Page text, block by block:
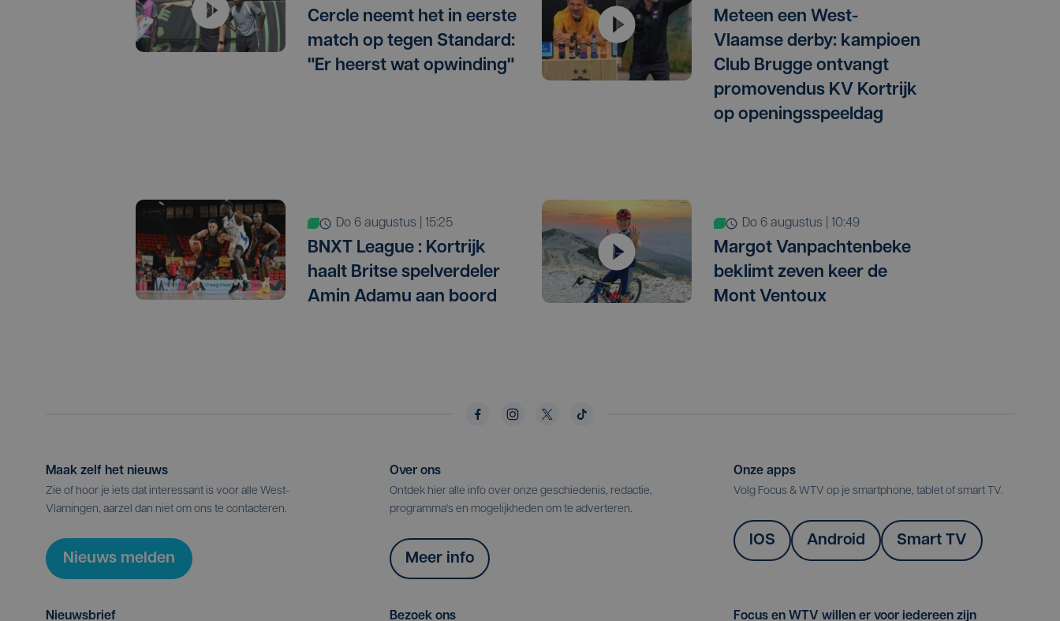
Cercle neemt het in eerste
match op tegen Standard:
"Er heerst wat opwinding"
Meteen een West-
Vlaamse derby: kampioen
Club Brugge ontvangt
promovendus KV Kortrijk
op openingsspeeldag
do 6 augustus | 15:25
BNXT League : Kortrijk
haalt Britse spelverdeler
Amin Adamu aan boord
do 6 augustus | 10:49
Margot Vanpachtenbeke
beklimt zeven keer de
Mont Ventoux
Maak zelf het nieuws
Zie of hoor je iets dat interessant is voor alle West-
Vlamingen, aarzel dan niet om ons te contacteren.
Nieuws melden
Over ons
Ontdek hier alle info over onze geschiedenis, redactie,
programma's en mogelijkheden om te adverteren.
Meer info
Onze apps
Volg Focus & WTV op je smartphone, tablet of smart TV.
IOS Android Smart TV
Nieuwsbrief Bezoek ons Focus en WTV willen er voor iedereen zijn